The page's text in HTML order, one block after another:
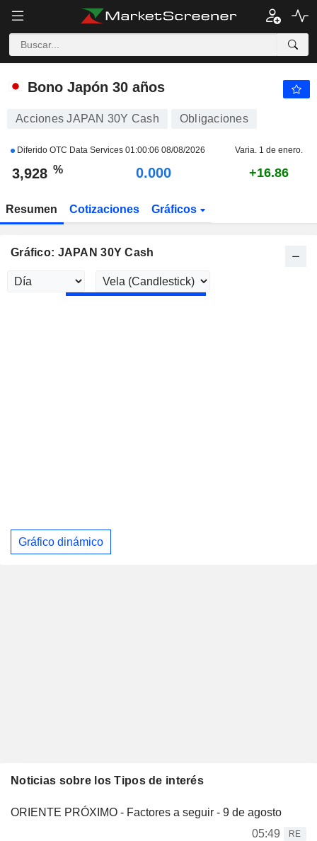
JAPAN 30Y CASH
Bono Japón 30 años
Acciones JAPAN 30Y Cash Obligaciones
Diferido OTC Data Services 01:00:06 08/08/2026 Varia. 1 de enero.
3,928 % 0.000 +16.86
Resumen Cotizaciones Gráficos
Gráfico: JAPAN 30Y Cash
Gráfico dinámico
Noticias sobre los Tipos de interés
ORIENTE PRÓXIMO - Factores a seguir - 9 de agosto
05:49
RE